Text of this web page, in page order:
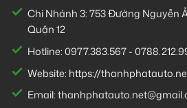
Chi Nhánh 3:753 Đường Nguyễn
Quận 12
Hotline:0977.383.567-
Website: https://
Email: